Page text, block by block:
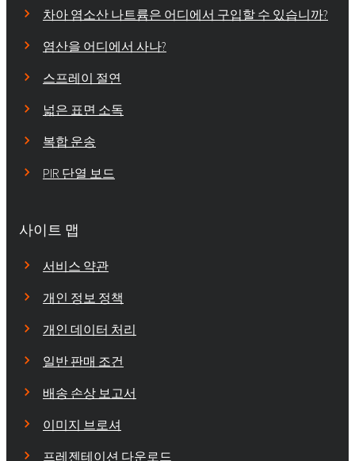
차아 염소산 나트륨은 어디에서 구입할 수 있습니까?
염산을 어디에서 사나?
스프레이 절연
넓은 표면 소독
복합 운송
PIR 단열 보드
사이트 맵
서비스 약관
개인 정보 정책
개인 데이터 처리
일반 판매 조건
배송 손상 보고서
이미지 브로셔
프레젠테이션 다운로드